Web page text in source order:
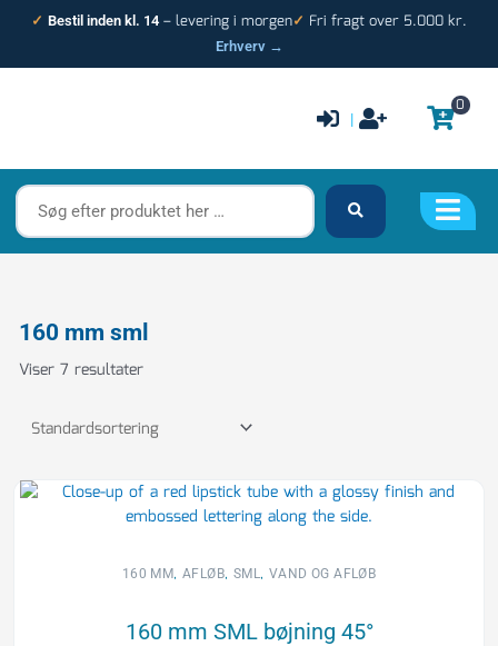
✓ Bestil inden kl. 14 – levering i morgen✓ Fri fragt over 5.000 kr.
Erhverv →
|
0
Søg
efter
produktet
160 mm sml
Viser 7 resultater
160 MM,AFLØB, SML , VAND OG AFLØB
160 mm SML bøjning 45°